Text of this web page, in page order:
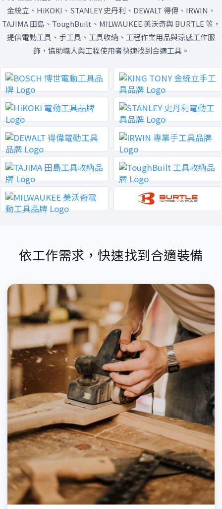
金統立、HiKOKI、STANLEY 史丹利、DEWALT 得偉、IRWIN、
TAJIMA 田島、ToughBuilt、MILWAUKEE 美沃奇與 BURTLE 等，
提供電動工具、手工具、工具收納、工程作業用品與涼感工作服
飾，協助職人與工程使用者快速找到合適工具。
依工作需求，快速找到合適裝備